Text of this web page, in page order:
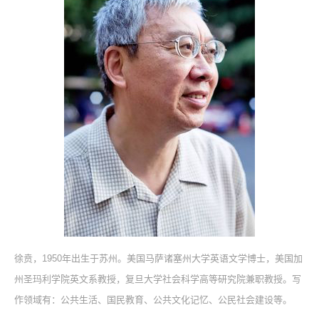
徐贲，1950年出生于苏州。美国马萨诸塞州大学英语文学博士，美国加
州圣玛利学院英文系教授，复旦大学社会科学高等研究院兼职教授。写
作领域有：公共生活、国民教育、公共文化记忆、公民社会建设等。